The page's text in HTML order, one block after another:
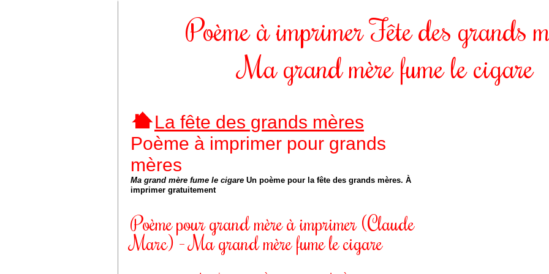
Poème à imprimer Fête des grands
Ma grand mère fume le cigare
La fête des grands mères
Poème à imprimer pour grands
mères
Ma grand mère fume le cigare Un poème pour la fête des grands mères. À
imprimer gratuitement
Poème pour grand mère à imprimer (Claude
Marc) - Ma grand mère fume le cigare